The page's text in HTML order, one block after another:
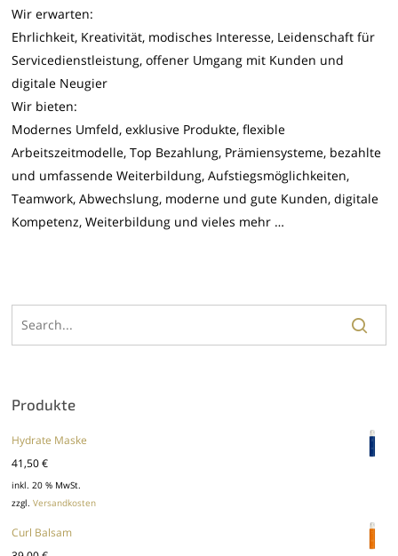
Wir erwarten:
Ehrlichkeit, Kreativität, modisches Interesse, Leidenschaft für
Servicedienstleistung, offener Umgang mit Kunden und
digitale Neugier
Wir bieten:
Modernes Umfeld, exklusive Produkte, flexible
Arbeitszeitmodelle, Top Bezahlung, Prämiensysteme, bezahlte
und umfassende Weiterbildung, Aufstiegsmöglichkeiten,
Teamwork, Abwechslung, moderne und gute Kunden, digitale
Kompetenz, Weiterbildung und vieles mehr …
Produkte
Hydrate Maske
41,50€
inkl. 20 % MwSt.
zzgl.Versandkosten
Curl Balsam